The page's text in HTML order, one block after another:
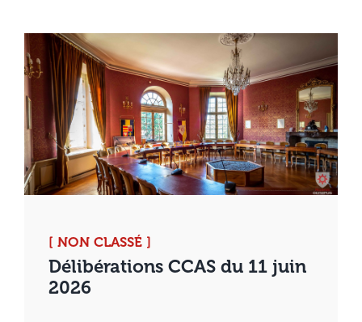
[ NON CLASSÉ ]
Délibérations CCAS du 11 juin
2026